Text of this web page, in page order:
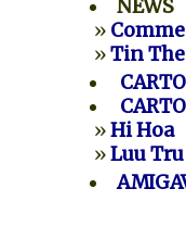
NEWS
»
»Tin
»Hi Hoa
»Luu Tru